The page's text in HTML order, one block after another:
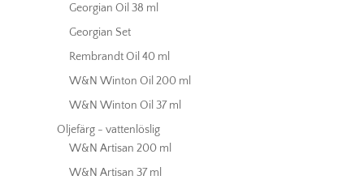
Georgian Oil 38 ml
Georgian Set
Rembrandt Oil 40 ml
W&N Winton Oil 200 ml
W&N Winton Oil 37 ml
Oljefärg - vattenlöslig
W&N Artisan 200 ml
W&N Artisan 37 ml